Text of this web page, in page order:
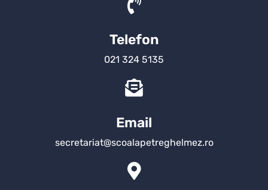
Telefon
021 324 5135
Email
secretariat@scoalapetreghelmez.ro